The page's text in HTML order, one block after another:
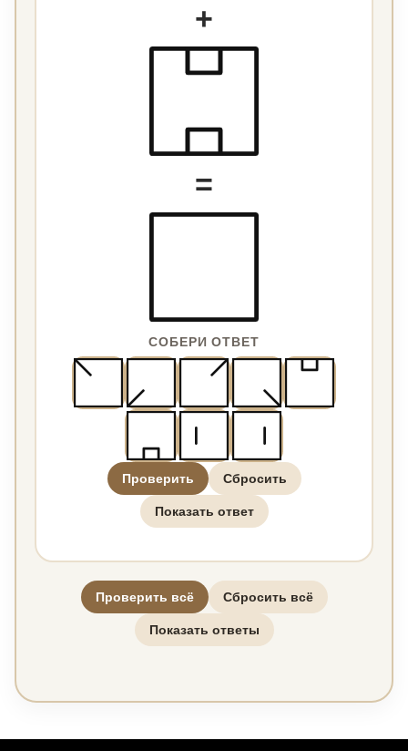
+
=
СОБЕРИ ОТВЕТ
Проверить Сбросить
Показать ответ
Проверить всё Сбросить всё
Показать ответы